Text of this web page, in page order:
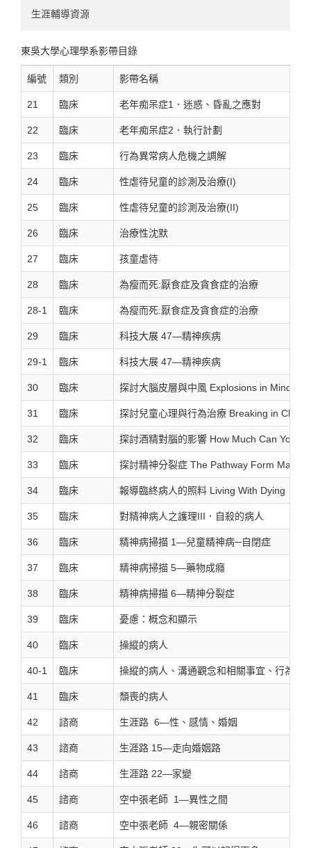
人力資源領域
121-180
181-240
241-300
301-326
碩班事務
實習辦法
其他
生涯輔導資源
東吳大學心理學系影帶目錄
編號 類別 影帶名稱
21 臨床 老年痴呆症1．迷惑、昏亂之應對
22 臨床 老年痴呆症2．執行計劃
23 臨床 行為異常病人危機之調解
24 臨床 性虐待兒童的診測及治療(I)
25 臨床 性虐待兒童的診測及治療(II)
26 臨床 治療性沈默
27 臨床 孩童虐待
28 臨床 為瘦而死:厭食症及貪食症的治療
28-1 臨床 為瘦而死:厭食症及貪食症的治療
29 臨床 科技大展 47—精神疾病
29-1 臨床 科技大展 47—精神疾病
30 臨床 探討大腦皮層與中風 Explosions in Mind
31 臨床 探討兒童心理與行為治療 Breaking in
32 臨床 探討酒精對腦的影響 How Much Can You
33 臨床 探討精神分裂症 The Pathway Form
34 臨床 報導臨終病人的照料 Living With Dying
35 臨床 對精神病人之護理III．自殺的病人
36 臨床 精神病掃描 1—兒童精神病─自閉症
37 臨床 精神病掃描 5—藥物成癮
38 臨床 精神病掃描 6—精神分裂症
39 臨床 憂慮：概念和顯示
40 臨床 操縱的病人
40-1 臨床 操縱的病人、溝通觀念和相關事宜、行為異
41 臨床 頹喪的病人
42 諮商 生涯路 6—性、感情、婚姻
43 諮商 生涯路 15—走向婚姻路
44 諮商 生涯路 22—家變
45 諮商 空中張老師 1—異性之間
46 諮商 空中張老師 4—親密關係